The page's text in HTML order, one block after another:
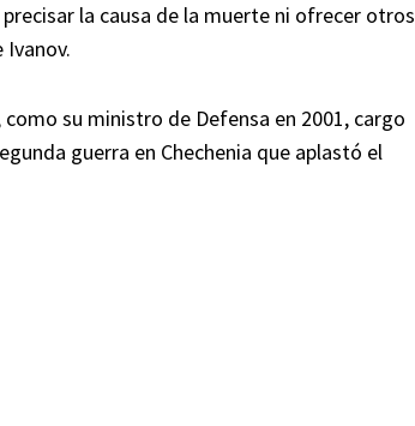
la causa de la muerte ni ofrecer otros
su ministro de Defensa en 2001, cargo
guerra en Chechenia que aplastó el